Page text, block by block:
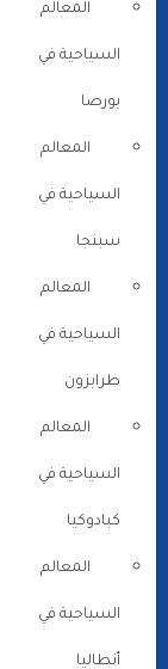
المعالم
السياحية في
بورصا
المعالم
السياحية في
سبنجا
المعالم
السياحية في
طرابزون
المعالم
السياحية في
كبادوكيا
المعالم
السياحية في
أنطاليا